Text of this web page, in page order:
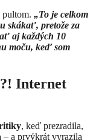
pultom. „To je celkom
skákať, pretože za
aj každých 10
moču, keď som
Internet
, keď prezradila,
– a prvýkrát vyrazila